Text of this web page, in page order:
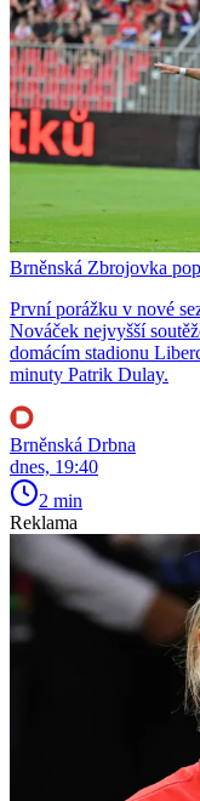
Brněnská Zbrojovka
První porážku v nové
Nováček nejvyšší
domácím stadionu
minuty Patrik Dulay.
Brněnská Drbna
dnes, 19:40
2 min
Reklama